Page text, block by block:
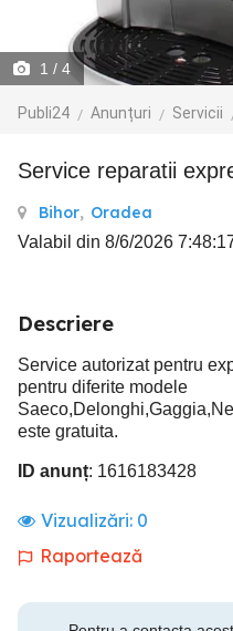
1 / 4
Publi24 Anunțuri Servicii
Service reparatii
Bihor, Oradea
Valabil din 8/6/2026
Descriere
Service autorizat pentru
pentru diferite modele
este gratuita.
ID anunț: 1616183428
Vizualizări: 0
Raportează